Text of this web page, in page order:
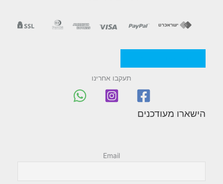
תעקבו אחרינו
הישארו מעודכנים
Email